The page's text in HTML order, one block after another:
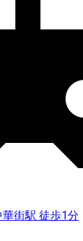
街駅 徒歩1分